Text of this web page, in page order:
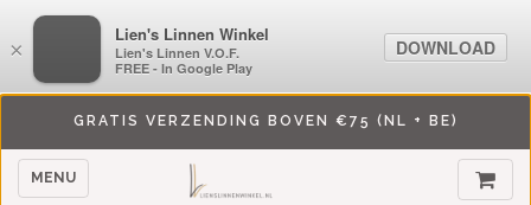
GRATIS VERZENDING BOVEN €75 (NL + BE)
MENU
×
LiensLinnenwinkel.nl
Lien's Linnen V.O.F.
FREE - In Google Play
DOWNLOAD
×
Lien's Linnen Winkel
Lien's Linnen V.O.F.
FREE - In Google Play
DOWNLOAD